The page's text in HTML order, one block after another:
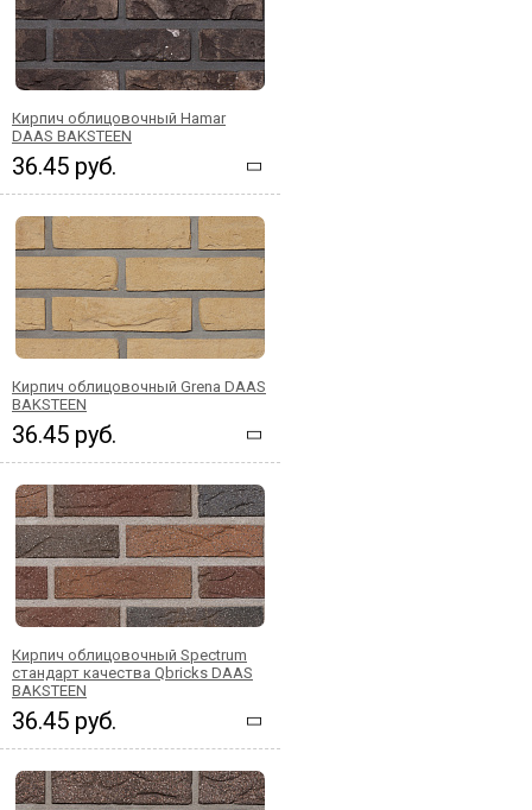
Кирпич облицовочный Hamar
DAAS BAKSTEEN
36.45 руб.
Кирпич облицовочный Grena DAAS
BAKSTEEN
36.45 руб.
Кирпич облицовочный Spectrum
стандарт качества Qbricks DAAS
BAKSTEEN
36.45 руб.